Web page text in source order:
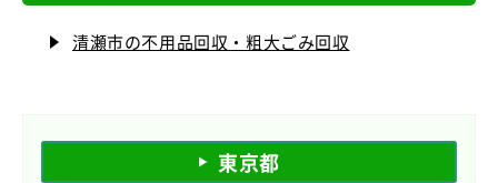
清瀬市の不用品回収・粗大ごみ回収
東京都